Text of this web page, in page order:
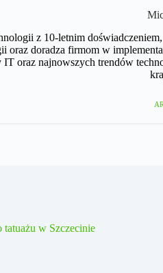
z 10-letnim
oraz doradza firmom w
IT oraz najnowszych trendów
tatuażu w Szczecinie